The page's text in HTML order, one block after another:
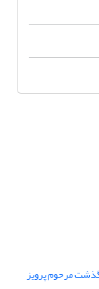
مرحوم پرویز